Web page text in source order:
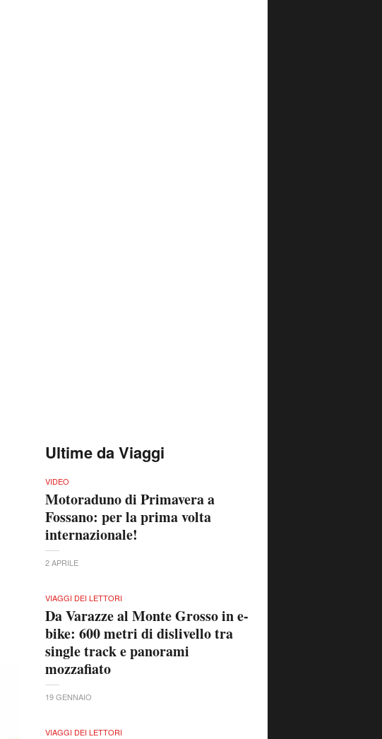
Ultime da Viaggi
VIDEO
Motoraduno di Primavera a
Fossano: per la prima volta
internazionale!
2 APRILE
VIAGGI DEI LETTORI
Da Varazze al Monte Grosso in e-
bike: 600 metri di dislivello tra
single track e panorami
mozzafiato
19 GENNAIO
VIAGGI DEI LETTORI